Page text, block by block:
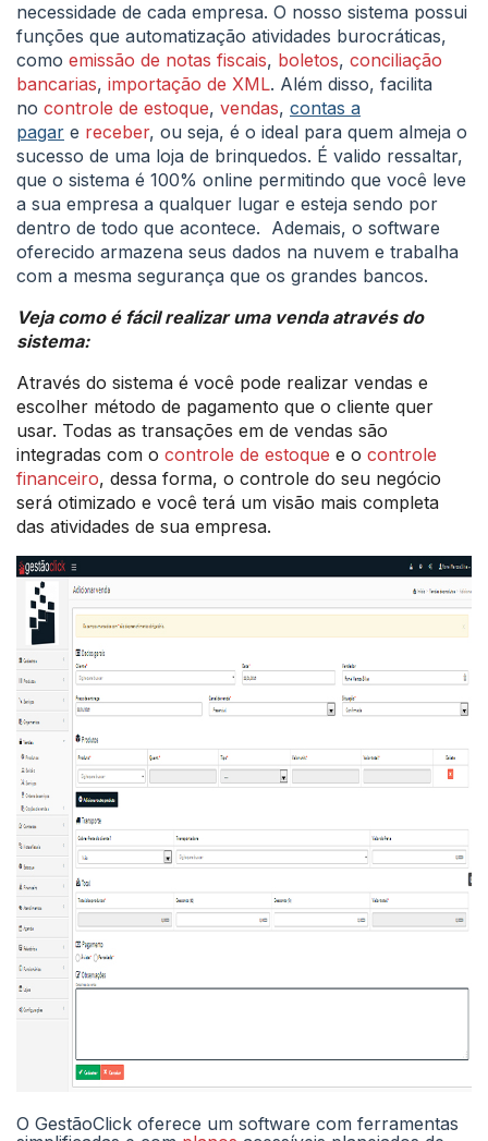
necessidade de cada empresa. O nosso sistema possui
funções que automatização atividades burocráticas,
como emissão de notas fiscais, boletos, conciliação
bancarias, importação de XML. Além disso, facilita
no controle de estoque, vendas, contas a
pagar e receber, ou seja, é o ideal para quem almeja o
sucesso de uma loja de brinquedos. É valido ressaltar,
que o sistema é 100% online permitindo que você leve
a sua empresa a qualquer lugar e esteja sendo por
dentro de todo que acontece. Ademais, o software
oferecido armazena seus dados na nuvem e trabalha
com a mesma segurança que os grandes bancos.
Veja como é fácil realizar uma venda através do
sistema:
Através do sistema é você pode realizar vendas e
escolher método de pagamento que o cliente quer
usar. Todas as transações em de vendas são
integradas com o controle de estoque e o controle
financeiro, dessa forma, o controle do seu negócio
será otimizado e você terá um visão mais completa
das atividades de sua empresa.
O GestãoClick oferece um software com ferramentas